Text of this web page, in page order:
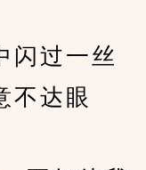
闪过一丝
不达眼